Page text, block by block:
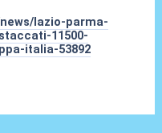
lazio-parma-
11500-
italia-53892